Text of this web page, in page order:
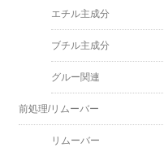
エチル主成分
ブチル主成分
グルー関連
前処理/リムーバー
リムーバー